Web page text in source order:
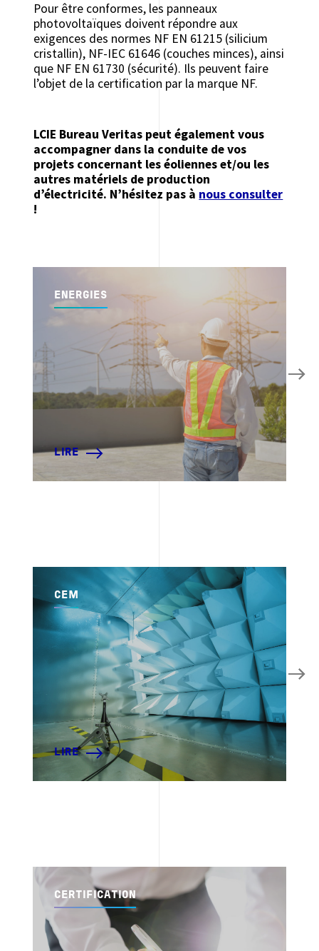
Pour être conformes, les panneaux
photovoltaïques doivent répondre aux
exigences des normes NF EN 61215 (silicium
cristallin), NF-IEC 61646 (couches minces), ainsi
que NF EN 61730 (sécurité). Ils peuvent faire
l’objet de la certification par la marque NF.
LCIE Bureau Veritas peut également vous
accompagner dans la conduite de vos
projets concernant les éoliennes et/ou les
autres matériels de production
d’électricité. N’hésitez pas à nous consulter
!
ENERGIES
LIRE
CEM
LIRE
CERTIFICATION